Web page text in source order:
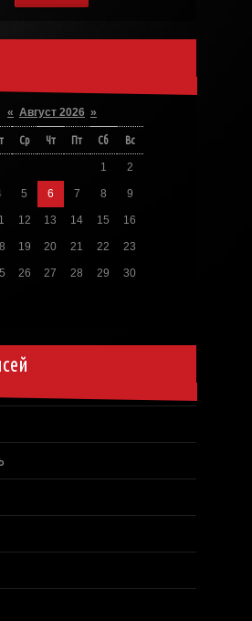
« Август 2026 »
Ср Чт Пт Сб Вс
1 2
5 6 7 8 9
12 13 14 15 16
19 20 21 22 23
26 27 28 29 30